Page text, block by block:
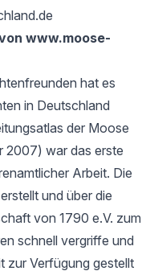
www.moose-
hat es
in Deutschland
der Moose
2007) war das erste
Arbeit. Die
und über die
von 1790 e.V. zum
schnell vergriffe und
zur Verfügung gestellt